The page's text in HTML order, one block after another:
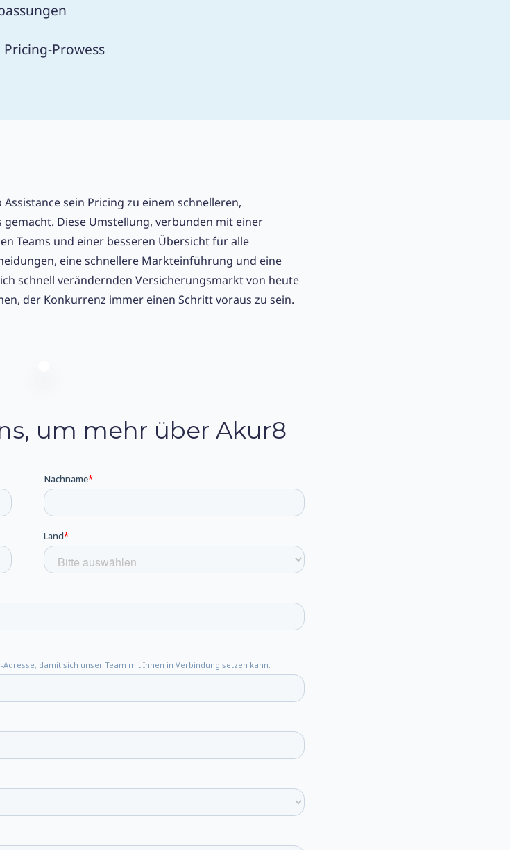
Prowess
sein Pricing zu einem schnelleren,
Diese Umstellung, verbunden mit einer
Teams und einer besseren Übersicht für alle
eine schnellere Markteinführung und eine
schnell verändernden Versicherungsmarkt von heute
der Konkurrenz immer einen Schritt voraus zu sein.
um mehr über Akur8